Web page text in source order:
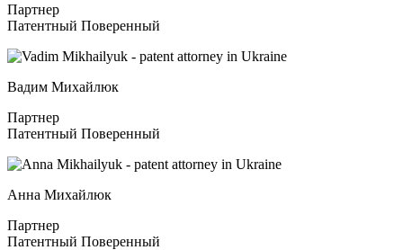
Партнер
Патентный Поверенный
Вадим Михайлюк
Партнер
Патентный Поверенный
Анна Михайлюк
Партнер
Патентный Поверенный